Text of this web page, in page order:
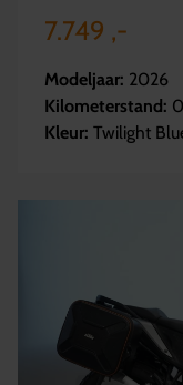
7.749 ,-
Modeljaar: 2026
Kilometerstand:
Kleur: Twilight